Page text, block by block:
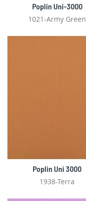
Poplin Uni-3000
1021-Army Green
Poplin Uni 3000
1938-Terra